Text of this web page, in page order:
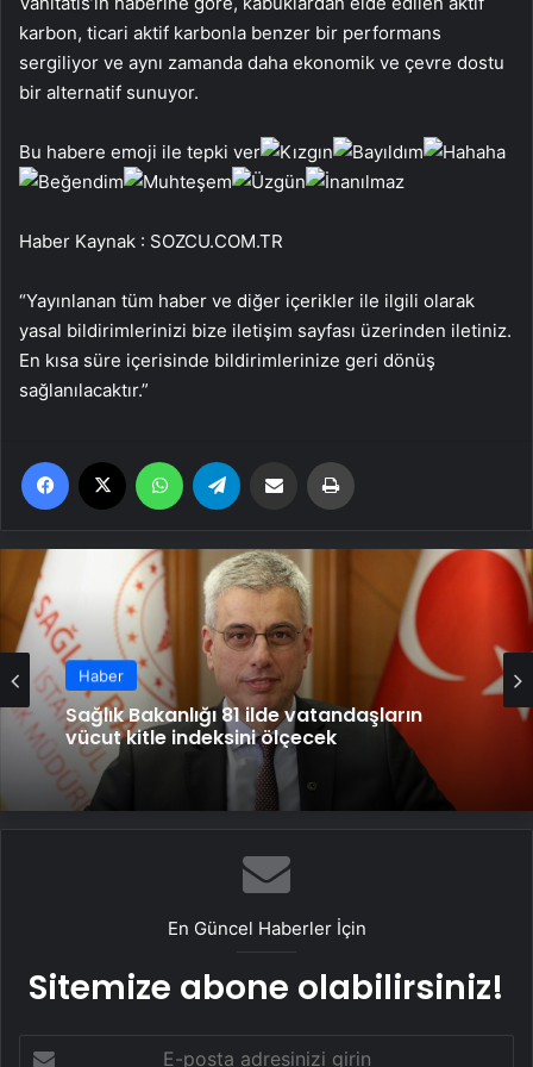
karbon, ticari aktif karbonla benzer bir performans
sergiliyor ve aynı zamanda daha ekonomik ve çevre dostu
bir alternatif sunuyor.
Bu habere emoji ile tepki ver
Haber Kaynak : SOZCU.COM.TR
“Yayınlanan tüm haber ve diğer içerikler ile ilgili olarak
yasal bildirimlerinizi bize iletişim sayfası üzerinden iletiniz.
En kısa süre içerisinde bildirimlerinize geri dönüş
sağlanılacaktır.”
Facebook WhatsApp Email'den paylaş
Haber
Karaciğer yağlanması günümüzün
hastalığı!
En Güncel Haberler İçin
Sitemize abone olabilirsiniz!